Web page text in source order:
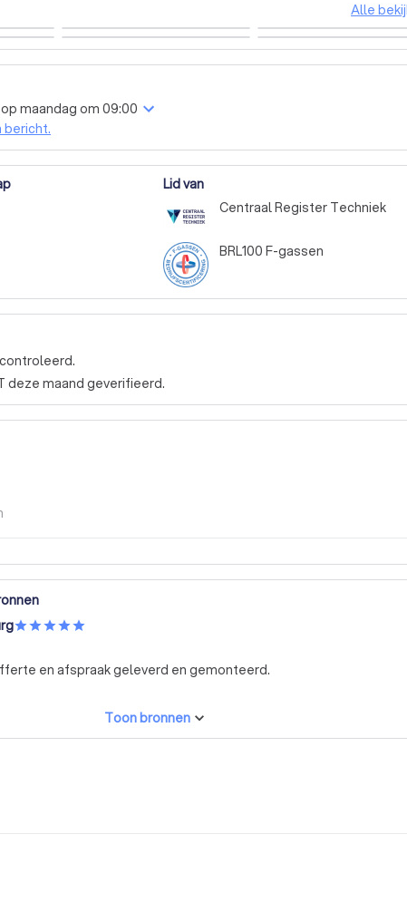
Alle
maandag om 09:00
bericht.
Lid van
Centraal Register Techniek
BRL100 F-gassen
deze maand geverifieerd.
en afspraak geleverd en gemonteerd.
Toon bronnen